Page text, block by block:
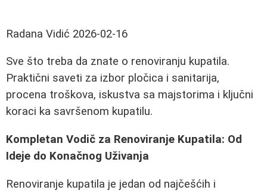
Radana Vidić 2026-02-16
Sve što treba da znate o renoviranju kupatila.
Praktični saveti za izbor pločica i sanitarija,
procena troškova, iskustva sa majstorima i ključni
koraci ka savršenom kupatilu.
Kompletan Vodič za Renoviranje Kupatila: Od
Ideje do Konačnog Uživanja
Renoviranje kupatila je jedan od najčešćih i